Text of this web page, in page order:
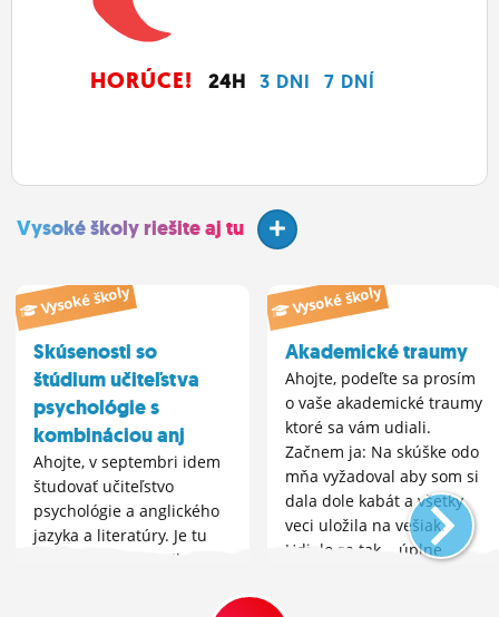
HORÚCE! 24H 3 DNI 7 DNÍ
Vysoké školy riešite aj tu
Vysoké školy
Skúsenosti so
štúdium učiteľstva
psychológie s
kombináciou anj
Ahojte, v septembri idem
študovať učiteľstvo
psychológie a anglického
jazyka a literatúry. Je tu
niekto, kto tento odbor
Vysoké školy
Akademické traumy
Ahojte, podeľte sa prosím
o vaše akademické traumy
ktoré sa vám udiali.
Začnem ja: Na skúške odo
mňa vyžadoval aby som si
dala dole kabát a všetky
veci uložila na vešiak.
Udialo sa tak... úplne